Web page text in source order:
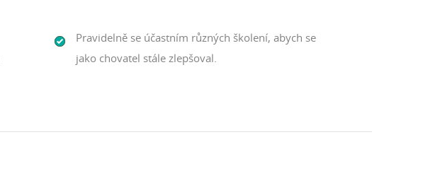
Pravidelně se účastním různých školení, abych se
jako chovatel stále zlepšoval.